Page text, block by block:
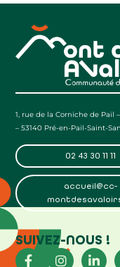
1, rue de la Corniche de Pail
– 53140 Pré-en-Pail-Saint-
02 43 30 11 11
accueil@cc-
SUIVEZ-NOUS !